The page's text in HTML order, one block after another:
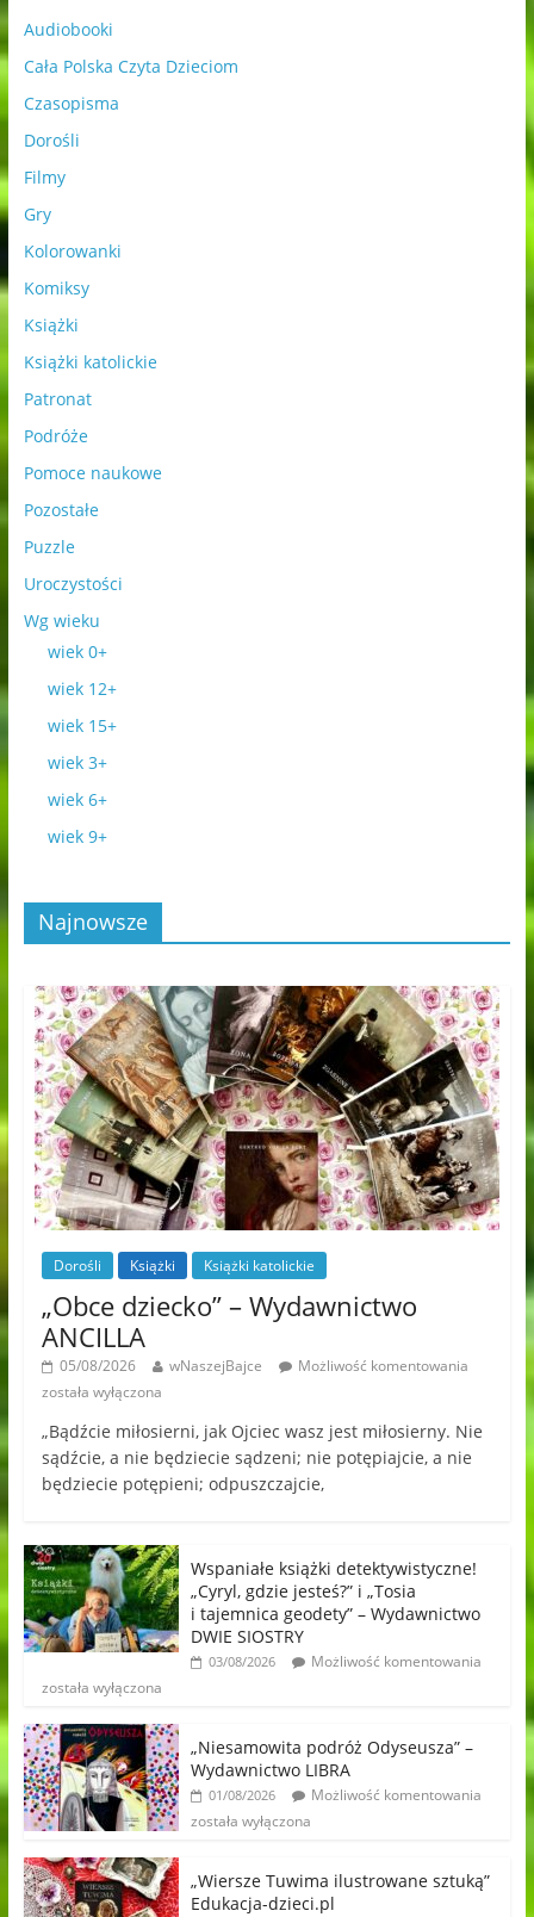
Audiobooki
Cała Polska Czyta Dzieciom
Czasopisma
Dorośli
Filmy
Gry
Kolorowanki
Komiksy
Książki
Książki katolickie
Patronat
Podróże
Pomoce naukowe
Pozostałe
Puzzle
Uroczystości
Wg wieku
wiek 0+
wiek 12+
wiek 15+
wiek 3+
wiek 6+
wiek 9+
Najnowsze
Dorośli Książki Książki katolickie
„Obce dziecko” – Wydawnictwo
ANCILLA
05/08/2026 wNaszejBajce
Możliwość komentowania
została wyłączona
„Bądźcie miłosierni, jak Ojciec wasz jest miłosierny. Nie
sądźcie, a nie będziecie sądzeni; nie potępiajcie, a nie
będziecie potępieni; odpuszczajcie,
Wspaniałe książki detektywistyczne!
„Cyryl, gdzie jesteś?” i „Tosia
i tajemnica geodety” – Wydawnictwo
DWIE SIOSTRY
03/08/2026
Możliwość komentowania
została wyłączona
„Niesamowita podróż Odyseusza” –
Wydawnictwo LIBRA
01/08/2026
Możliwość komentowania
została wyłączona
„Wiersze Tuwima ilustrowane sztuką”
Edukacja-dzieci.pl